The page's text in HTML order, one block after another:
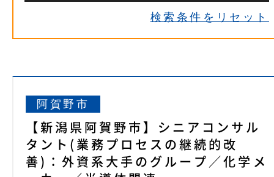
検索条件をリセット
阿賀野市
【新潟県阿賀野市】シニアコンサル
タント(業務プロセスの継続的改
善)：外資系大手のグループ／化学メ